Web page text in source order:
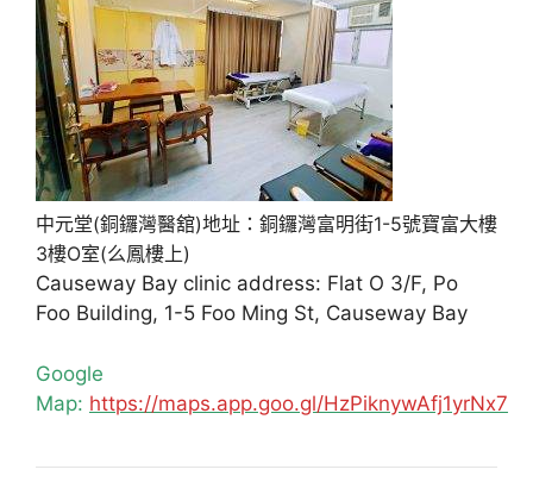
中元堂(銅鑼灣醫舘)地址：銅鑼灣富明街1-5號寶富大樓
3樓O室(么鳳樓上)
Causeway Bay clinic address: Flat O 3/F, Po
Foo Building, 1-5 Foo Ming St, Causeway Bay
Google
Map: https://maps.app.goo.gl/HzPiknywAfj1yrNx7